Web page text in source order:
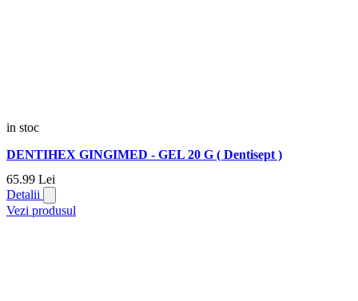
in stoc
DENTIHEX GINGIMED - GEL 20 G ( Dentisept )
65.99 Lei
Detalii
Vezi produsul